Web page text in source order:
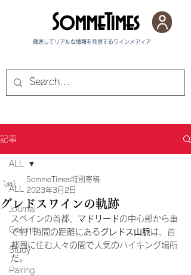
徹底してリアルな情報を発信する​ワインメディア
SommeTimes
記事
ALL
Journal
Column
Study
Pairing
ALL
グレドスワインの軌跡
SommeTimes特別寄稿
2023年3月2日
スペインの首都、 マドリード の中心部から車
で約1時間の距離にあるグレドス山脈は、首
都圏に住む人々の間で人気のハイキング場所
だ。